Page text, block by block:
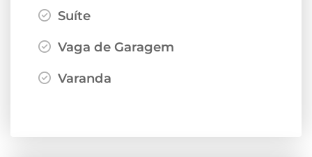
Suíte
Vaga de Garagem
Varanda